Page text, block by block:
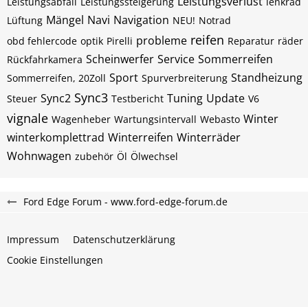
Lüftung Mängel Navi Navigation NEU! Notrad
obd fehlercode optik Pirelli probleme reifen Reparatur räder
Rückfahrkamera Scheinwerfer Service Sommerreifen
Sommerreifen, 20Zoll Sport Spurverbreiterung Standheizung
Steuer Sync2 Sync3 Testbericht Tuning Update V6
vignale Wagenheber Wartungsintervall Webasto Winter
winterkomplettrad Winterreifen Winterräder
Wohnwagen zubehör Öl Ölwechsel
Ford Edge Forum - www.ford-edge-forum.de
Impressum
Datenschutzerklärung
Cookie Einstellungen